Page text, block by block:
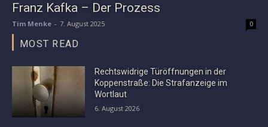
Franz Kafka – Der Prozess
Tim Menke - 7. August 2025 0
MOST READ
Rechtswidrige Türöffnungen in der
Koppenstraße: Die Strafanzeige im
Wortlaut
6. August 2026